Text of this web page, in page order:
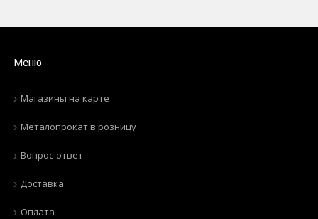
Меню
Магазины на карте
Металопрокат в розницу
Вопрос-ответ
Доставка
Оплата